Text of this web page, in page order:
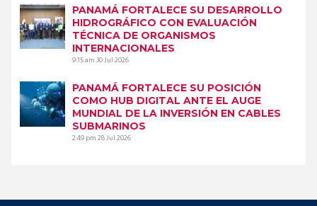
PANAMÁ FORTALECE SU DESARROLLO
HIDROGRÁFICO CON EVALUACIÓN
TÉCNICA DE ORGANISMOS
INTERNACIONALES
9:15 am30 Jul 2026
PANAMÁ FORTALECE SU POSICIÓN
COMO HUB DIGITAL ANTE EL AUGE
MUNDIAL DE LA INVERSIÓN EN CABLES
SUBMARINOS
2:49 pm28 Jul 2026